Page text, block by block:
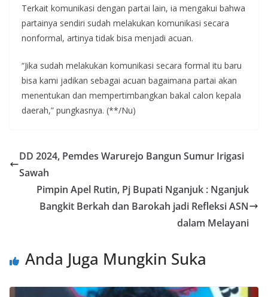
Terkait komunikasi dengan partai lain, ia mengakui bahwa
partainya sendiri sudah melakukan komunikasi secara
nonformal, artinya tidak bisa menjadi acuan.
“Jika sudah melakukan komunikasi secara formal itu baru
bisa kami jadikan sebagai acuan bagaimana partai akan
menentukan dan mempertimbangkan bakal calon kepala
daerah,” pungkasnya. (**/Nu)
DD 2024, Pemdes Warurejo Bangun Sumur Irigasi
Sawah
Pimpin Apel Rutin, Pj Bupati Nganjuk : Nganjuk
Bangkit Berkah dan Barokah jadi Refleksi ASN
dalam Melayani
Anda Juga Mungkin Suka